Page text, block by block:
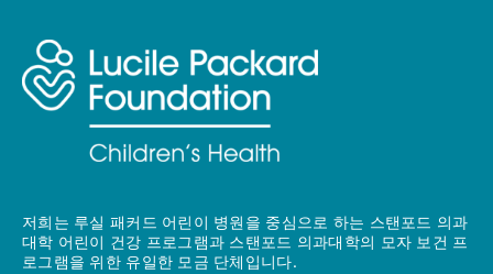
저희는 루실 패커드 어린이 병원을 중심으로 하는 스탠포드 의과
대학 어린이 건강 프로그램과 스탠포드 의과대학의 모자 보건 프
로그램을 위한 유일한 모금 단체입니다.